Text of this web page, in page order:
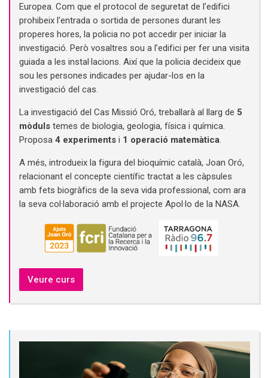
Europea. Com que el protocol de seguretat de l’edifici
prohibeix l’entrada o sortida de persones durant les
properes hores, la policia no pot accedir per iniciar la
investigació. Però vosaltres sou a l’edifici per fer una visita
guiada a les instal·lacions. Així que la policia decideix que
sou les persones indicades per ajudar-los en la
investigació del cas.
La investigació del Cas Missió Oró, treballarà al llarg de 5
mòduls temes de biologia, geologia, física i química.
Proposa 4 experiments i 1 operació matemàtica.
A més, introdueix la figura del bioquímic català, Joan Oró,
relacionant el concepte científic tractat a les càpsules
amb fets biogràfics de la seva vida professional, com ara
la seva col·laboració amb el projecte Apol·lo de la NASA.
Veure curs